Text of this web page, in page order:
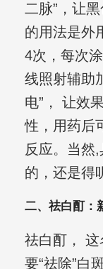
二脉”，让
的用法是外
4次，每次
线照射辅助
电”， 让效
性，用药后
反应。当然
的，还是得
二、祛白酊：
祛白酊，
要“祛除”白